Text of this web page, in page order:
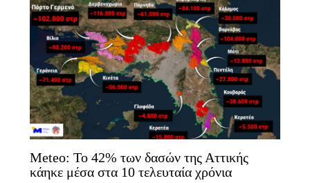
Meteo: Το 42% των δασών της Αττικής
κάηκε μέσα στα 10 τελευταία χρόνια